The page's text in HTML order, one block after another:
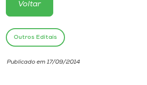
Portal de Ensino
Unoesc
Voltar
Outros Editais
Publicado em 17/09/2014